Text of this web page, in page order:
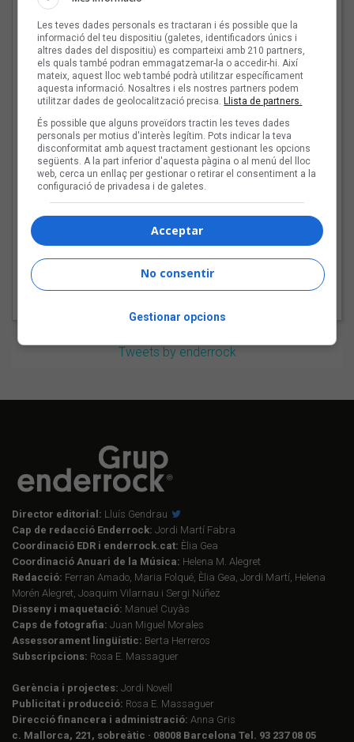
Aina Machuca:
«M'encantaria
col·laborar amb Llum i
Sofia Coll i, posats a
demanar, amb Triquell»
Aqet Suc i el seu rock
alternatiu al Sona9 2026
Tweets by enderrock
Director editorial: Lluís Gendrau
Cap de redacció Enderrock: Jordi Martí Fabra
Coordinació EDR i enderrock.cat: Èlia Gea
Coordinació Anuari de la Música: Helena M. Alegret
Redacció: Ferran Amado, Maria Folqué, Èlia Gea, Jordi Martí, Helena
Morén Alegret, Joaquim Vilarnau i Sergi Núñez
Disseny i maquetació: Manuel Cuyàs
Caps de fotografia: Juan Miguel Morales
Assessorament lingüístic: Berta Herreros
Subscripcions: Rosa E. Massaguer
Gerència i projectes: Jordi Novell
Publicitat i producció: Rosa E. Massaguer
Direcció financera i administració: Anna Gris
c. Mallorca, 221, sobreàtic · 08008 Barcelona Tel. 93 237 08 05
Les teves dades personals es tractaran i és possible que la
informació del teu dispositiu (galetes, identificadors únics i
altres dades del dispositiu) es comparteixi amb 210 partners,
els quals també podran emmagatzemar-la o accedir-hi. Així
mateix, aquest lloc web també podrà utilitzar específicament
aquesta informació. Nosaltres i els nostres partners podem
utilitzar dades de geolocalització precisa. Llista de partners.
És possible que alguns proveïdors tractin les teves dades
personals per motius d'interès legítim. Pots indicar la teva
disconformitat amb aquest tractament gestionant les opcions
següents. A la part inferior d'aquesta pàgina o al menú del lloc
web, cerca un enllaç per gestionar o retirar el consentiment a la
configuració de privadesa i de galetes.
Acceptar
No consentir
Gestionar opcions